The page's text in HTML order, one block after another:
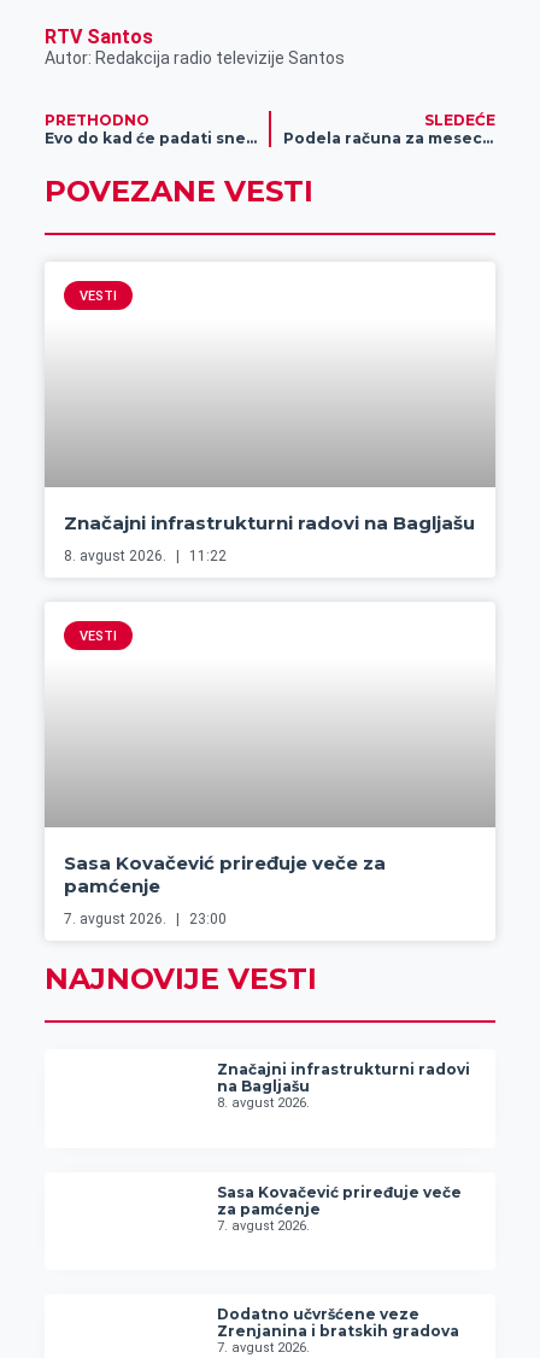
RTV Santos
Autor: Redakcija radio televizije Santos
PRETHODNO
Evo do kad će padati sneg u Zrenjaninu
SLEDEĆE
Podela računa za mesec novembar
POVEZANE VESTI
VESTI
Značajni infrastrukturni radovi na Bagljašu
8. avgust 2026. 11:22
VESTI
Sasa Kovačević priređuje veče za
pamćenje
7. avgust 2026. 23:00
NAJNOVIJE VESTI
Značajni infrastrukturni radovi
na Bagljašu
8. avgust 2026.
Sasa Kovačević priređuje veče
za pamćenje
7. avgust 2026.
Dodatno učvršćene veze
Zrenjanina i bratskih gradova
7. avgust 2026.